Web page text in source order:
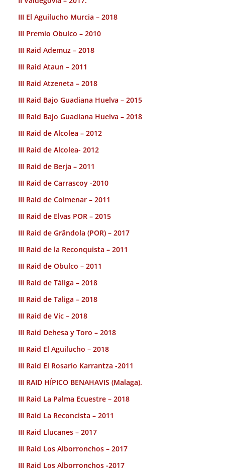
III El Aguilucho Murcia – 2018
III Premio Obulco – 2010
III Raid Ademuz – 2018
III Raid Ataun – 2011
III Raid Atzeneta – 2018
III Raid Bajo Guadiana Huelva – 2015
III Raid Bajo Guadiana Huelva – 2018
III Raid de Alcolea – 2012
III Raid de Alcolea- 2012
III Raid de Berja – 2011
III Raid de Carrascoy -2010
III Raid de Colmenar – 2011
III Raid de Elvas POR – 2015
III Raid de Grândola (POR) – 2017
III Raid de la Reconquista – 2011
III Raid de Obulco – 2011
III Raid de Táliga – 2018
III Raid de Taliga – 2018
III Raid de Vic – 2018
III Raid Dehesa y Toro – 2018
III Raid El Aguilucho – 2018
III Raid El Rosario Karrantza -2011
III RAID HÍPICO BENAHAVIS (Malaga).
III Raid La Palma Ecuestre – 2018
III Raid La Reconcista – 2011
III Raid Llucanes – 2017
III Raid Los Alborronchos – 2017
III Raid Los Alborronchos -2017